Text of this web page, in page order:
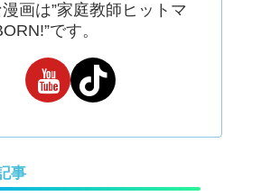
画は”家庭教師ヒットマ
です。
事